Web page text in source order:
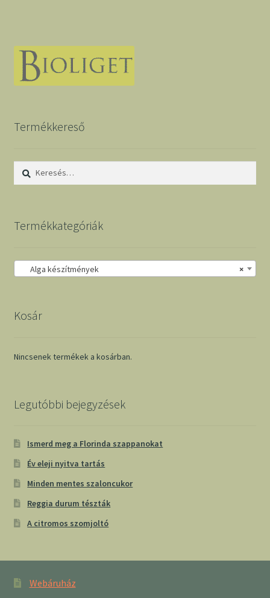
Termékkereső
Keresés:
Termékkategóriák
×
Alga készítmények
Kosár
Nincsenek termékek a kosárban.
Legutóbbi bejegyzések
Ismerd meg a Florinda szappanokat
Év eleji nyitva tartás
Minden mentes szaloncukor
Reggia durum tészták
A citromos szomjoltó
Webáruház